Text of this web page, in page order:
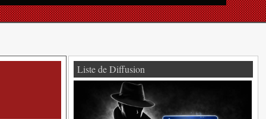
Liste de Diffusion